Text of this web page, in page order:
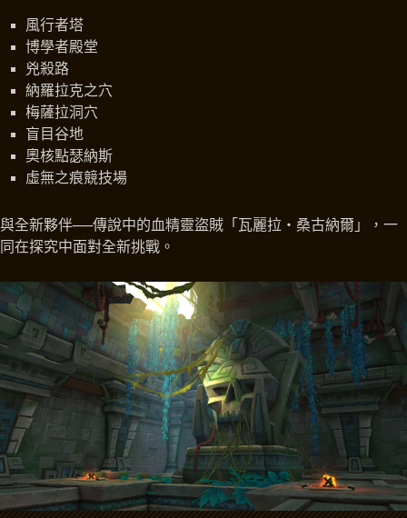
風行者塔
博學者殿堂
兇殺路
納羅拉克之穴
梅薩拉洞穴
盲目谷地
奧核點瑟納斯
虛無之痕競技場
與全新夥伴──傳說中的血精靈盜賊「瓦麗拉‧桑古納爾」，一
同在探究中面對全新挑戰。